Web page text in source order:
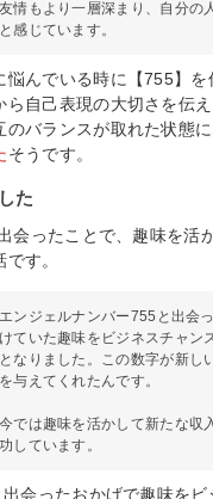
友情もより一層深まり、自分の
と感じています。
悩んでいる時に【755】を
ら自己表現の大切さを伝
のバランスが取れた状態
そうです。
た
会ったことで、趣味を活
す。
エンジェルナンバー755と出会
けていた趣味をビジネスチャン
となりました。この数字が新し
を与えてくれたんです。
今では趣味を活かして新たな収
功しています。
会ったおかげで趣味をビ